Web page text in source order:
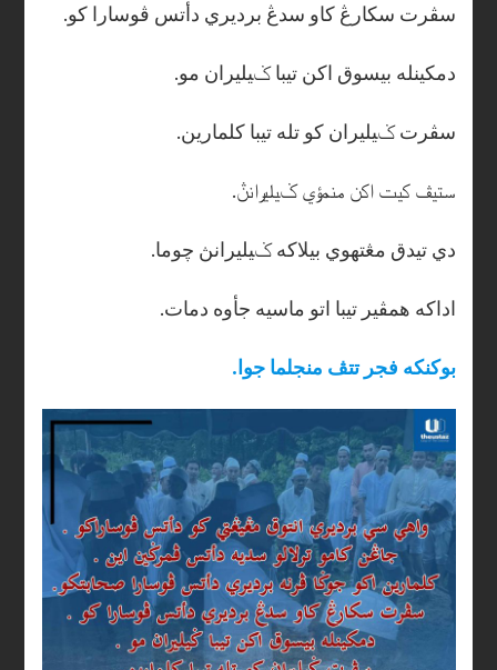
.سڤرت سکارڠ کاو سدڠ برديري دأتس ڤوسارا کو
.دمکينله بيسوق اکن تيبا ݢيليران مو
.سڤرت ݢيليران کو تله تيبا کلمارين
.ستيڤ کيت اکن منمؤي ݢيليرانڽ
.دي تيدق مڠتهوي بيلاکه ݢيليرانڽ چوما
.اداکه همڤير تيبا اتو ماسيه جأوه دمات
.بوکنکه فجر تتڤ منجلما جوا